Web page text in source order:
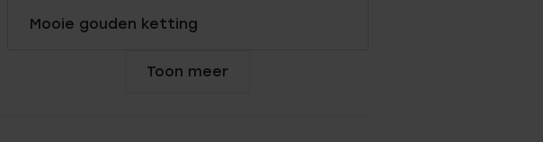
Mooie gouden ketting
Toon meer